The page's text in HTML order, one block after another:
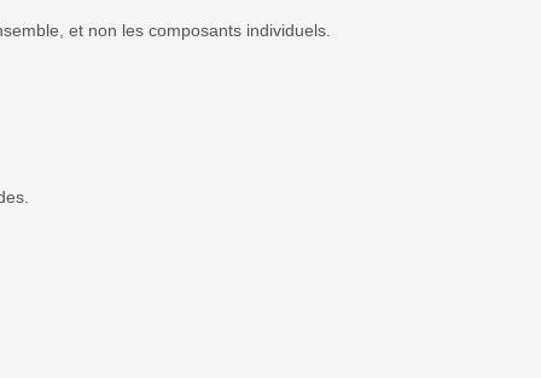
et non les composants individuels.